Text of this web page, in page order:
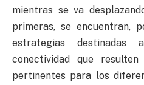
mientras se va
primeras, se encuentran,
estrategias
conectividad que
pertinentes para los